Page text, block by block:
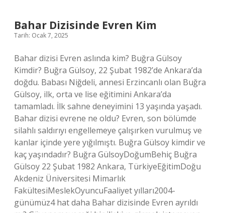
Bahar Dizisinde Evren Kim
Tarih: Ocak 7, 2025
Bahar dizisi Evren aslında kim? Buğra Gülsoy
Kimdir? Buğra Gülsoy, 22 Şubat 1982’de Ankara’da
doğdu. Babası Niğdeli, annesi Erzincanlı olan Buğra
Gülsoy, ilk, orta ve lise eğitimini Ankara’da
tamamladı. İlk sahne deneyimini 13 yaşında yaşadı.
Bahar dizisi evrene ne oldu? Evren, son bölümde
silahlı saldırıyı engellemeye çalışırken vurulmuş ve
kanlar içinde yere yığılmıştı. Buğra Gülsoy kimdir ve
kaç yaşındadır? Buğra GülsoyDoğumBehiç Buğra
Gülsoy 22 Şubat 1982 Ankara, TürkiyeEğitimDoğu
Akdeniz Üniversitesi Mimarlık
FakültesiMeslekOyuncuFaaliyet yılları2004-
günümüz4 hat daha Bahar dizisinde Evren ayrıldı